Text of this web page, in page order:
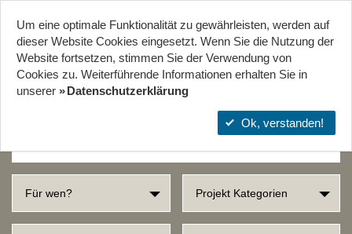
Start Projekte Orte
SUCHERGEBNISSE
Für wen? Projekt Kategorien
Um eine optimale Funktionalität zu gewährleisten, werden auf
dieser Website Cookies eingesetzt. Wenn Sie die Nutzung der
Website fort­setzen, stimmen Sie der Verwendung von
Cookies zu. Weiterführende Informationen erhalten Sie in
unserer
Datenschutzerklärung
Ok, verstanden!